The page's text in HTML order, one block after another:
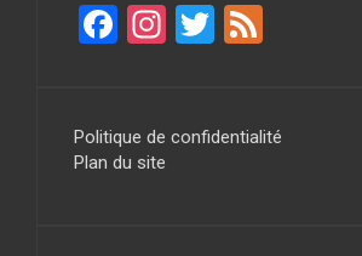
F
b
o
In
gr
T
er
Politique de confidentialité
Plan du site